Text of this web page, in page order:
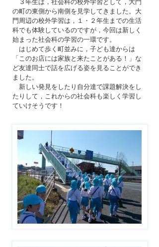
３年生は，社会科の校外学習として，大門
の町の東側から南側を見学してきました。大
門周辺の校外学習は，１・２年生までの生活
科でも体験しているのですが，今回は新しく
始まった社会科の学習の一環です。
はじめて歩く町並みに，子ども達からは
「このお店には家族と来たことがある！」な
ど友達同士で話を広げる姿を見ることができ
ました。
新しい発見をしたり自分達で課題解決をし
たりして，これからの社会科も楽しく学習し
ていけそうです！